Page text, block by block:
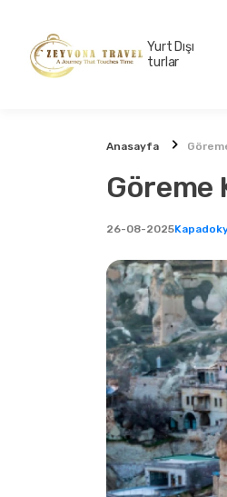
Yurt Dışı
turlar
Anasayfa
Göreme
26-08-2025